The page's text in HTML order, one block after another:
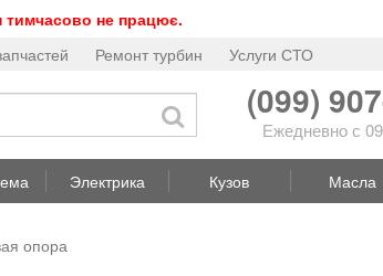
тимчасово не працює.
Ремонт турбин Услуги СТО
(099)
Ежедневно с
Электрика Кузов Масла
опора